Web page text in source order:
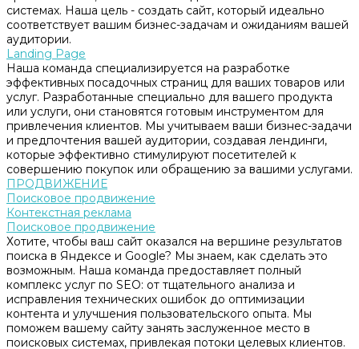
системах. Наша цель - создать сайт, который идеально
соответствует вашим бизнес-задачам и ожиданиям вашей
аудитории.
Landing Page
Наша команда специализируется на разработке
эффективных посадочных страниц для ваших товаров или
услуг. Разработанные специально для вашего продукта
или услуги, они становятся готовым инструментом для
привлечения клиентов. Мы учитываем ваши бизнес-задачи
и предпочтения вашей аудитории, создавая лендинги,
которые эффективно стимулируют посетителей к
совершению покупок или обращению за вашими услугами.
ПРОДВИЖЕНИЕ
Поисковое продвижение
Контекстная реклама
Поисковое продвижение
Хотите, чтобы ваш сайт оказался на вершине результатов
поиска в Яндексе и Google? Мы знаем, как сделать это
возможным. Наша команда предоставляет полный
комплекс услуг по SEO: от тщательного анализа и
исправления технических ошибок до оптимизации
контента и улучшения пользовательского опыта. Мы
поможем вашему сайту занять заслуженное место в
поисковых системах, привлекая потоки целевых клиентов.